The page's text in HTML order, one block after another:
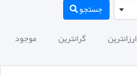
جستجو
ارزانترین گرانترین موجود